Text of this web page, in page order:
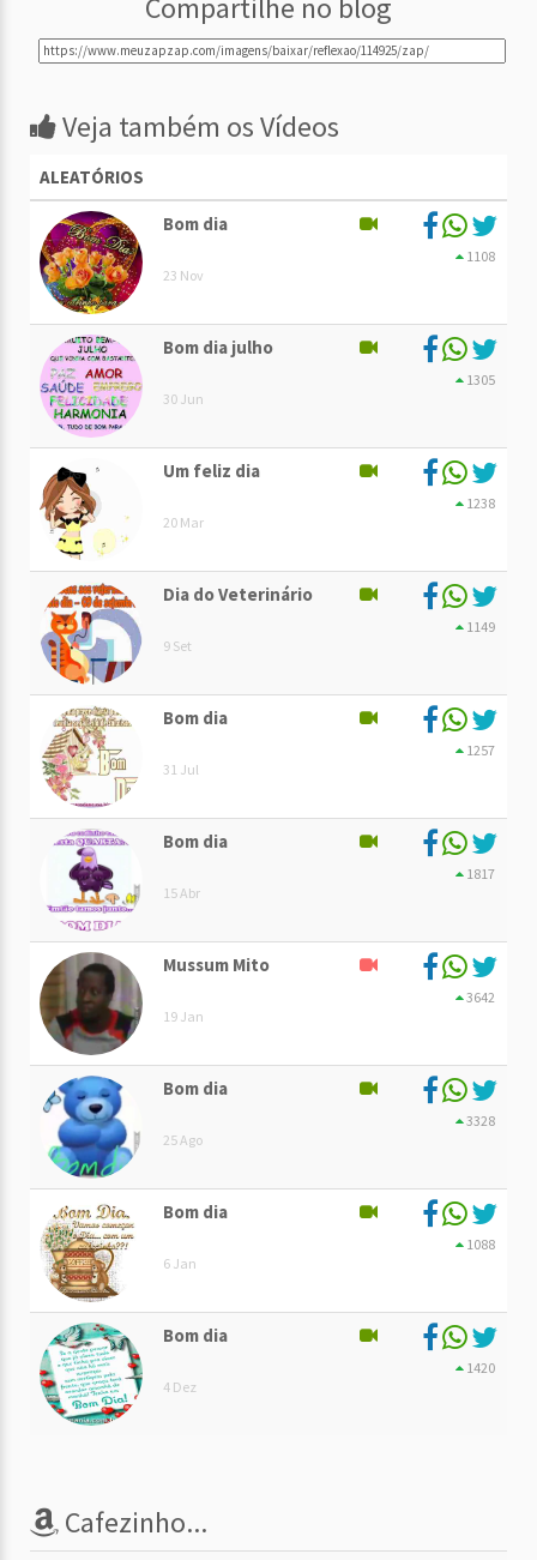
Veja também os Vídeos
ALEATÓRIOS
Bom dia
23 Nov
1108
Bom dia julho
30 Jun
1305
Um feliz dia
20 Mar
1238
Dia do Veterinário
9 Set
1149
Bom dia
31 Jul
1257
Bom dia
15 Abr
1817
Mussum Mito
19 Jan
3642
Bom dia
25 Ago
3328
Bom dia
6 Jan
1088
Bom dia
4 Dez
1420
Cafezinho...